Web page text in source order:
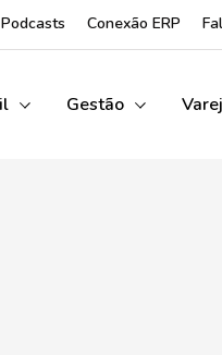
Podcasts Conexão ERP
Gestão